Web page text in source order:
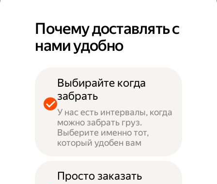
Почему доставлять с
нами удобно
Выбирайте когда
забрать
У нас есть интервалы, когда
можно забрать груз.
Выберите именно тот,
который удобен вам
Просто заказать